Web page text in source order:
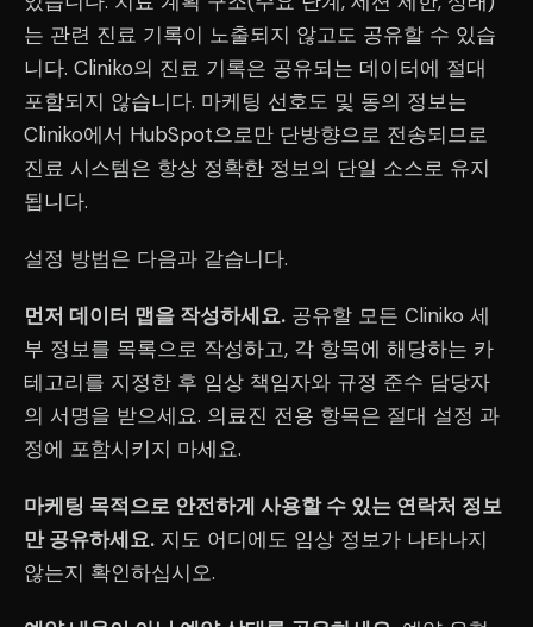
는 관련 진료 기록이 노출되지 않고도 공유할 수 있습
니다. Cliniko의 진료 기록은 공유되는 데이터에 절대
포함되지 않습니다. 마케팅 선호도 및 동의 정보는
Cliniko에서 HubSpot으로만 단방향으로 전송되므로
진료 시스템은 항상 정확한 정보의 단일 소스로 유지
됩니다.
설정 방법은 다음과 같습니다.
먼저 데이터 맵을 작성하세요. 공유할 모든 Cliniko 세
부 정보를 목록으로 작성하고, 각 항목에 해당하는 카
테고리를 지정한 후 임상 책임자와 규정 준수 담당자
의 서명을 받으세요. 의료진 전용 항목은 절대 설정 과
정에 포함시키지 마세요.
마케팅 목적으로 안전하게 사용할 수 있는 연락처 정보
만 공유하세요. 지도 어디에도 임상 정보가 나타나지
않는지 확인하십시오.